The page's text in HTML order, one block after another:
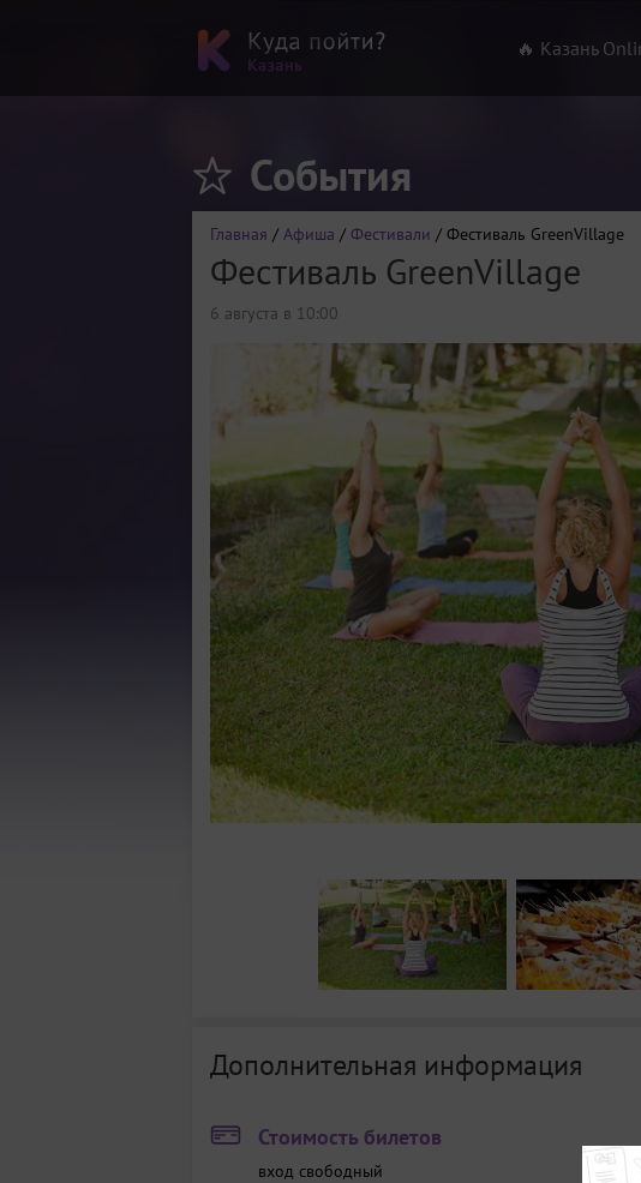
🔥 Казань
События
Главная / Афиша / Фестивали / Фестиваль GreenVillage
Фестиваль GreenVillage
6 августа в 10:00
Дополнительная информация
Стоимость билетов
вход свободный